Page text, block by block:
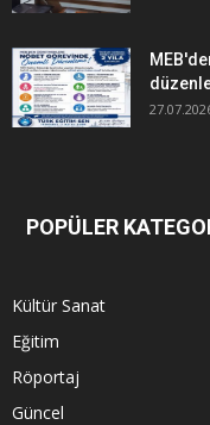
POPÜLER
Kültür Sanat
Eğitim
Röportaj
Güncel